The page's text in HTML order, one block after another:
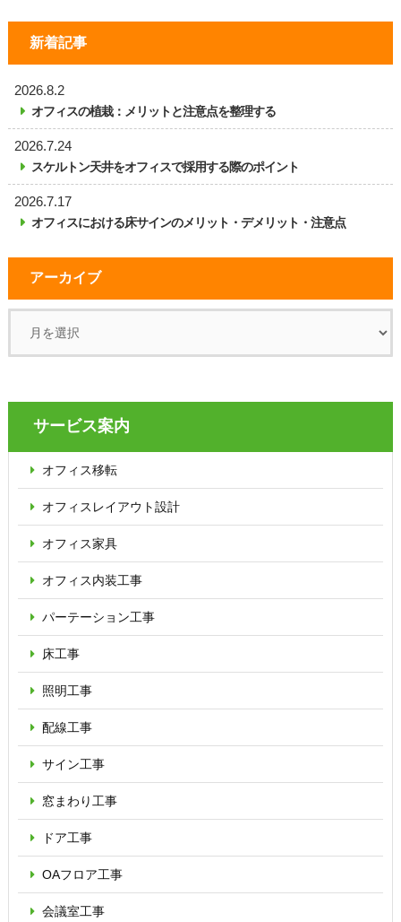
新着記事
2026.8.2
オフィスの植栽：メリットと注意点を整理する
2026.7.24
スケルトン天井をオフィスで採用する際のポイント
2026.7.17
オフィスにおける床サインのメリット・デメリット・注意点
アーカイブ
サービス案内
オフィス移転
オフィス レイアウト設計
オフィス家具
オフィス内装工事
パーテーション工事
床工事
照明工事
配線工事
サイン工事
窓まわり工事
ドア工事
OAフロア工事
会議室工事